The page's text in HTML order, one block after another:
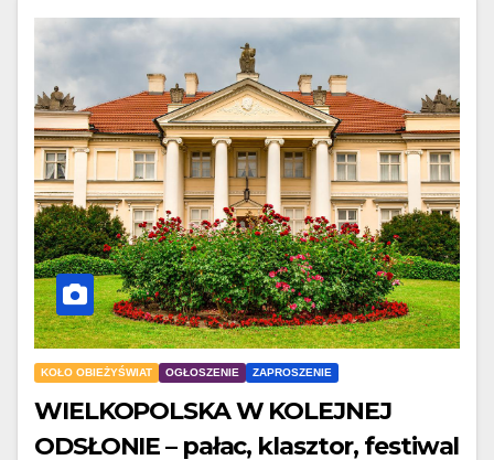
KOŁO OBIEŻYŚWIAT OGŁOSZENIE ZAPROSZENIE
WIELKOPOLSKA W KOLEJNEJ
ODSŁONIE – pałac, klasztor, festiwal